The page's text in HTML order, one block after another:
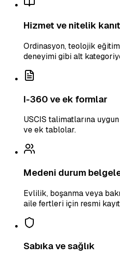
Hizmet ve nitelik
Ordinasyon, teolojik
deneyimi gibi alt
I-360 ve ek formlar
USCIS talimatlarına
ve ek tablolar.
Medeni durum
Evlilik, boşanma veya
aile fertleri için resmi
Sabıka ve sağlık